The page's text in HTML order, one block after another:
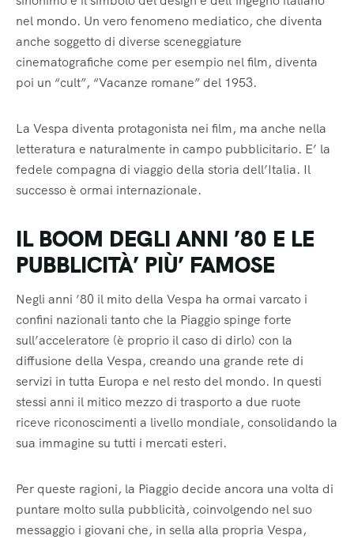
nel mondo. Un vero fenomeno mediatico, che diventa
anche soggetto di diverse sceneggiature
cinematografiche come per esempio nel film, diventa
poi un “cult”, “Vacanze romane” del 1953.
La Vespa diventa protagonista nei film, ma anche nella
letteratura e naturalmente in campo pubblicitario. E’ la
fedele compagna di viaggio della storia dell’Italia. Il
successo è ormai internazionale.
IL BOOM DEGLI ANNI ’80 E LE
PUBBLICITÀ’ PIÙ’ FAMOSE
Negli anni ’80 il mito della Vespa ha ormai varcato i
confini nazionali tanto che la Piaggio spinge forte
sull’acceleratore (è proprio il caso di dirlo) con la
diffusione della Vespa, creando una grande rete di
servizi in tutta Europa e nel resto del mondo. In questi
stessi anni il mitico mezzo di trasporto a due ruote
riceve riconoscimenti a livello mondiale, consolidando la
sua immagine su tutti i mercati esteri.
Per queste ragioni, la Piaggio decide ancora una volta di
puntare molto sulla pubblicità, coinvolgendo nel suo
messaggio i giovani che, in sella alla propria Vespa,